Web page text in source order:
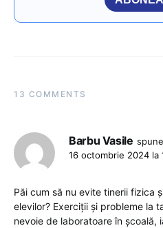
13 COMMENTS
Barbu Vasile
16 octombrie 2024 la
Păi cum să nu evite tinerii fizica
elevilor? Exerciții și probleme la
nevoie de laboratoare în școală,